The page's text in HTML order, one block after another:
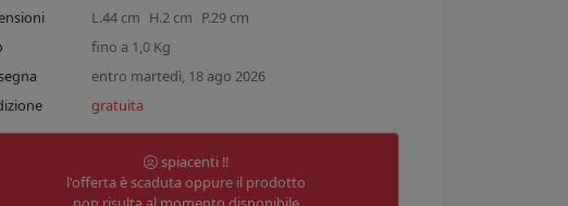
L.44 cm H.2 cm P.29 cm
fino a 1,0 Kg
entro martedì, 18 ago 2026
gratuita
spiacenti !!
l'offerta è scaduta oppure il prodotto